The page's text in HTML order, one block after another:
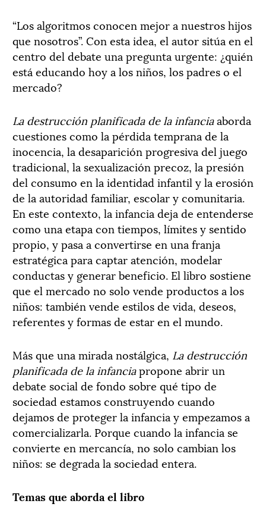
“Los algoritmos conocen mejor a nuestros hijos
que nosotros”. Con esta idea, el autor sitúa en el
centro del debate una pregunta urgente: ¿quién
está educando hoy a los niños, los padres o el
mercado?
La destrucción planificada de la infanciaaborda
cuestiones como la pérdida temprana de la
inocencia, la desaparición progresiva del juego
tradicional, la sexualización precoz, la presión
del consumo en la identidad infantil y la erosión
de la autoridad familiar, escolar y comunitaria.
En este contexto, la infancia deja de entenderse
como una etapa con tiempos, límites y sentido
propio, y pasa a convertirse en una franja
estratégica para captar atención, modelar
conductas y generar beneficio. El libro sostiene
que el mercado no solo vende productos a los
niños: también vende estilos de vida, deseos,
referentes y formas de estar en el mundo.
Más que una mirada nostálgica, La destrucción
planificada de la infanciapropone abrir un
debate social de fondo sobre qué tipo de
sociedad estamos construyendo cuando
dejamos de proteger la infancia y empezamos a
comercializarla. Porque cuando la infancia se
convierte en mercancía, no solo cambian los
niños: se degrada la sociedad entera.
Temas que aborda el libro